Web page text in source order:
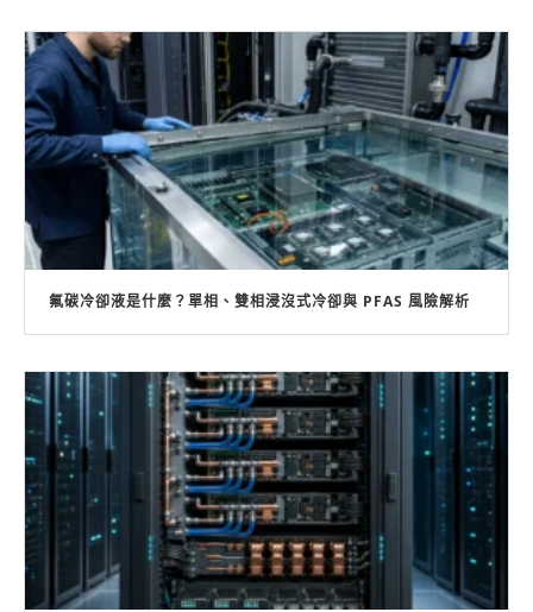
氟碳冷卻液是什麼？單相、雙相浸沒式冷卻與 PFAS 風險解析